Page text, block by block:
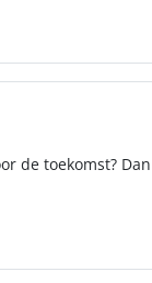
toekomst?